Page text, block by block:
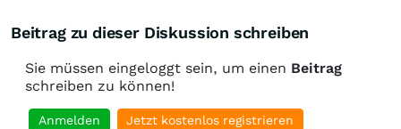
Beitrag zu dieser Diskussion schreiben
Sie müssen eingeloggt sein, um einen Beitrag
schreiben zu können!
Anmelden Jetzt kostenlos registrieren